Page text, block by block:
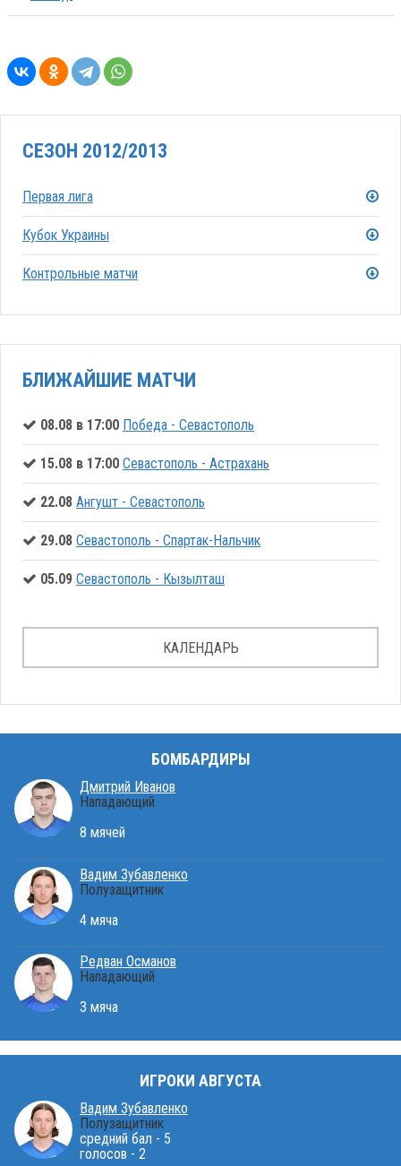
СЕЗОН 2012/2013
Первая лига
Кубок Украины
Контрольные матчи
БЛИЖАЙШИЕ МАТЧИ
08.08 в 17:00 Победа - Севастополь
15.08 в 17:00 Севастополь - Астрахань
22.08 Ангушт - Севастополь
29.08 Севастополь - Спартак-Нальчик
05.09 Севастополь - Кызылташ
КАЛЕНДАРЬ
БОМБАРДИРЫ
Дмитрий Иванов
Нападающий
8 мячей
Вадим Зубавленко
Полузащитник
4 мяча
Редван Османов
Нападающий
3 мяча
ИГРОКИ АВГУСТА
Вадим Зубавленко
Полузащитник
средний бал - 5
голосов - 2